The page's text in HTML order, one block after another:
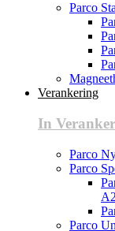
Parco
Verankering
In
Parco
Parco
A2
Parco